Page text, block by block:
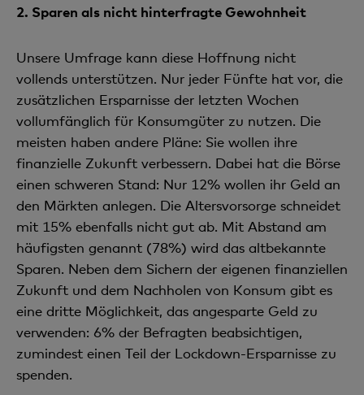
2. Sparen als nicht hinterfragte Gewohnheit
Unsere Umfrage kann diese Hoffnung nicht
vollends unterstützen. Nur jeder Fünfte hat vor, die
zusätzlichen Ersparnisse der letzten Wochen
vollumfänglich für Konsumgüter zu nutzen. Die
meisten haben andere Pläne: Sie wollen ihre
finanzielle Zukunft verbessern. Dabei hat die Börse
einen schweren Stand: Nur 12% wollen ihr Geld an
den Märkten anlegen. Die Altersvorsorge schneidet
mit 15% ebenfalls nicht gut ab. Mit Abstand am
häufigsten genannt (78%) wird das altbekannte
Sparen. Neben dem Sichern der eigenen finanziellen
Zukunft und dem Nachholen von Konsum gibt es
eine dritte Möglichkeit, das angesparte Geld zu
verwenden: 6% der Befragten beabsichtigen,
zumindest einen Teil der Lockdown-Ersparnisse zu
spenden.